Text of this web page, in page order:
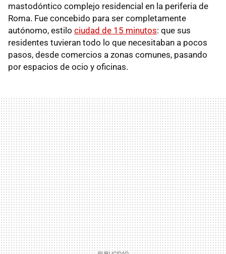
mastodóntico complejo residencial en la periferia de
Roma. Fue concebido para ser completamente
autónomo, estilo ciudad de 15 minutos: que sus
residentes tuvieran todo lo que necesitaban a pocos
pasos, desde comercios a zonas comunes, pasando
por espacios de ocio y oficinas.